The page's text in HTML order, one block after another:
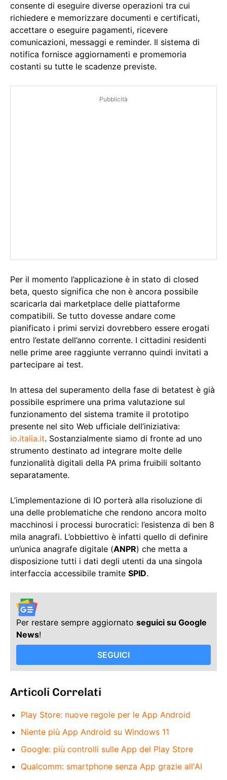
consente di eseguire diverse operazioni tra cui
richiedere e memorizzare documenti e certificati,
accettare o eseguire pagamenti, ricevere
comunicazioni, messaggi e reminder. Il sistema di
notifica fornisce aggiornamenti e promemoria
costanti su tutte le scadenze previste.
Pubblicità
Per il momento l’applicazione è in stato di closed
beta, questo significa che non è ancora possibile
scaricarla dai marketplace delle piattaforme
compatibili. Se tutto dovesse andare come
pianificato i primi servizi dovrebbero essere erogati
entro l’estate dell’anno corrente. I cittadini residenti
nelle prime aree raggiunte verranno quindi invitati a
partecipare ai test.
In attesa del superamento della fase di betatest è già
possibile esprimere una prima valutazione sul
funzionamento del sistema tramite il prototipo
presente nel sito Web ufficiale dell’iniziativa:
io.italia.it. Sostanzialmente siamo di fronte ad uno
strumento destinato ad integrare molte delle
funzionalità digitali della PA prima fruibili soltanto
separatamente.
L’implementazione di IO porterà alla risoluzione di
una delle problematiche che rendono ancora molto
macchinosi i processi burocratici: l’esistenza di ben 8
mila anagrafi. L’obbiettivo è infatti quello di definire
un’unica anagrafe digitale (ANPR) che metta a
disposizione tutti i dati degli utenti da una singola
interfaccia accessibile tramite SPID.
Per restare sempre aggiornato seguici su Google
News!
SEGUICI
Articoli Correlati
Play Store: nuove regole per le App Android
Niente più App Android su Windows 11
Google: più controlli sulle App del Play Store
Qualcomm: smartphone senza App grazie all'AI